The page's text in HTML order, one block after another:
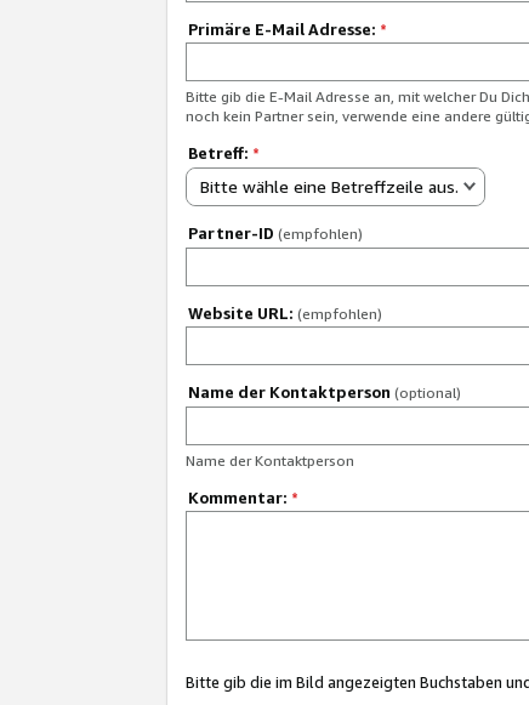
Primäre E-Mail Adresse: *
Bitte gib die E-Mail Adresse an, mit welcher Du
noch kein Partner sein, verwende eine andere
Betreff: *
Bitte wähle eine Betreffzeile aus.
Partner-ID (empfohlen)
Website URL: (empfohlen)
Name der Kontaktperson (optional)
Name der Kontaktperson
Kommentar: *
Bitte gib die im Bild angezeigten Buchstaben